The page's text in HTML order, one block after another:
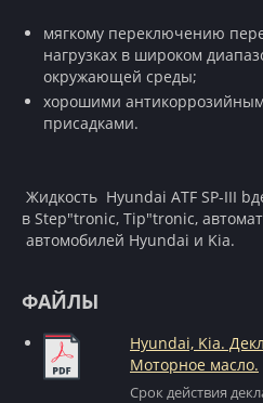
мягкому переключению
нагрузках в широком
окружающей среды;
хорошими
присадками.
Жидкость Hyundai ATF SP-III
в Step"tronic, Tip"tronic,
автомобилей Hyundai и Kia.
ФАЙЛЫ
Hyundai, Kia.
Моторное масло.
Срок действия